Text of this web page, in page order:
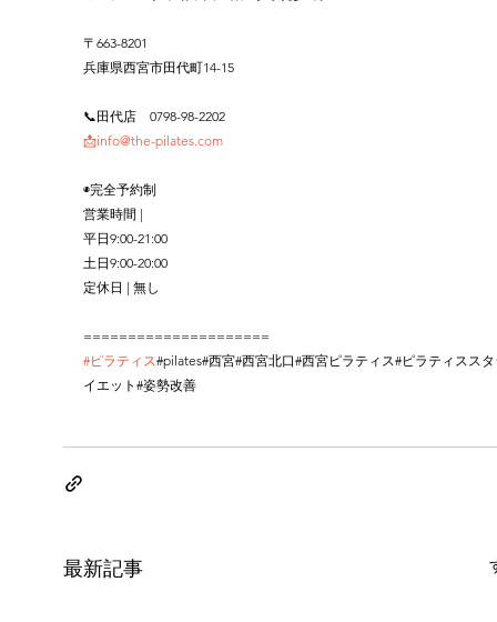
〒663-8201
兵庫県西宮市田代町14-15
📞田代店　0798-98-2202
📩info@the-pilates.com
◉完全予約制
営業時間 |
平日9:00-21:00
土日9:00-20:00
定休日 | 無し
=====================
#ピラティス#pilates#西宮#西宮北口#西宮ピラティス#ピラティスス
イエット#姿勢改善
最新記事